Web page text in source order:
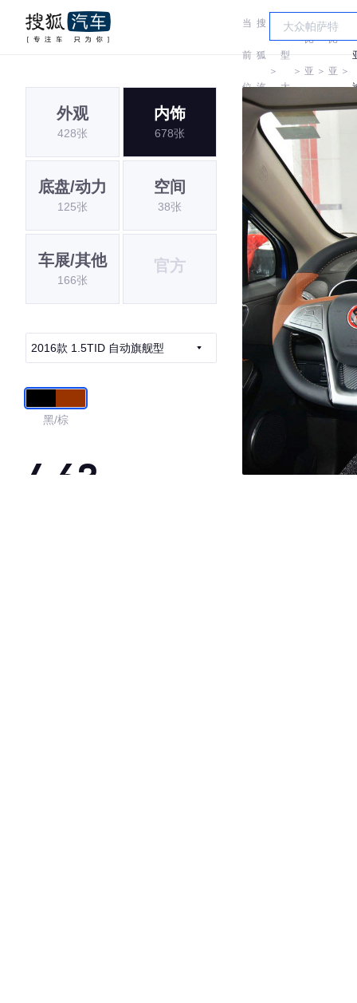
当
前
位
搜
狐
汽
车
＞
车
型
大
全
＞
比
亚
迪
＞
比
亚
迪
＞
外观
428张
内饰
678张
底盘/动力
125张
空间
38张
车展/其他
166张
官方
2016款 1.5TID 自动旗舰型
黑/棕
4.63